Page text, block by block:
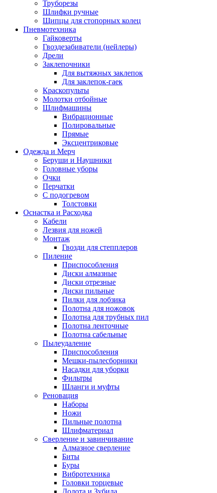
Труборезы
Шлифки ручные
Щипцы для стопорных колец
Пневмотехника
Гайковерты
Гвоздезабиватели (нейлеры)
Дрели
Заклепочники
Для вытяжных заклепок
Для заклепок-гаек
Краскопульты
Молотки отбойные
Шлифмашины
Вибрационные
Полировальные
Прямые
Эксцентриковые
Одежда и Мерч
Беруши и Наушники
Головные уборы
Очки
Перчатки
С подогревом
Толстовки
Оснастка и Расходка
Кабели
Лезвия для ножей
Монтаж
Гвозди для степплеров
Пиление
Приспособления
Диски алмазные
Диски отрезные
Диски пильные
Пилки для лобзика
Полотна для ножовок
Полотна для трубных пил
Полотна ленточные
Полотна сабельные
Пылеудаление
Приспособления
Мешки-пылесборники
Насадки для уборки
Фильтры
Шланги и муфты
Реновация
Наборы
Ножи
Пильные полотна
Шлифматериал
Сверление и завинчивание
Алмазное сверление
Биты
Буры
Вибротехника
Головки торцевые
Долота и Зубила